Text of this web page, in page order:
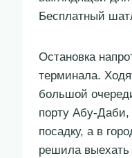
Бесплатный
Остановка
терминала.
большой
порту Абу-
посадку, а в
решила